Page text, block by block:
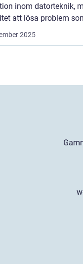
inom datorteknik,
att lösa problem
2025